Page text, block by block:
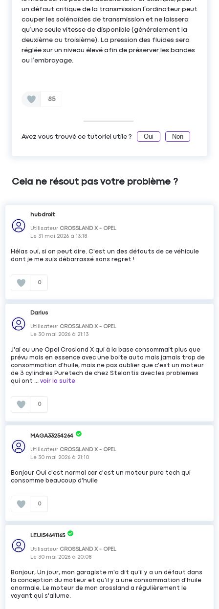
un défaut critique de la transmission l’ordinateur peut
couper les solénoïdes de transmission et ne laissera
qu’une seule vitesse de disponible (généralement la
deuxième ou troisième). La pression des fluides sera
réglée sur un niveau élevé afin de préserver les bandes
ou l’embrayage.
85
Avez vous trouvé ce tutoriel utile ? Oui Non
Cela ne résout pas votre problème ?
hubdroit
Utilisateur CROSSLAND X - OPEL
Le 31 mai 2026 à13:18
Hélas oui, si on peut dire. C'est un des défauts de ce véhicule
dont je me suis débarrassé sans regret !
0
Darius
Utilisateur CROSSLAND X - OPEL
Le 30 mai 2026 à 21:13
J'ai eu une Opel Crosland X qui à la base consommait plus que
prévu mais en essence avec une boite auto mais jamais trop de
consommation d'huile, mais ne pas oublier que c'est un moteur
de 3 cylindres Puretech de chez Stelantis avec les problemes
qui ont ...voir la suite
0
MAGA33254264
Utilisateur CROSSLAND X - OPEL
Le 30 mai 2026 à 21:10
Bonjour Oui c'est normal car c'est un moteur pure tech qui
consomme beaucoup d'huile
0
LEUI54641165
Utilisateur CROSSLAND X - OPEL
Le 30 mai 2026 à 20:08
Bonjour, Un jour, mon garagiste m'a dit qu'il y a un défaut dans
la conception du moteur et qu'il y a une consommation d'huile
anormale. Le moteur de mon crossland a régulièrement le
voyant qui s'allume.